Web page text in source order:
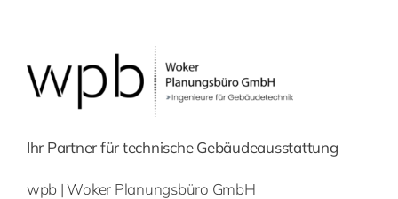
Ihr Partner für technische Gebäudeausstattung
wpb | Woker Planungsbüro GmbH